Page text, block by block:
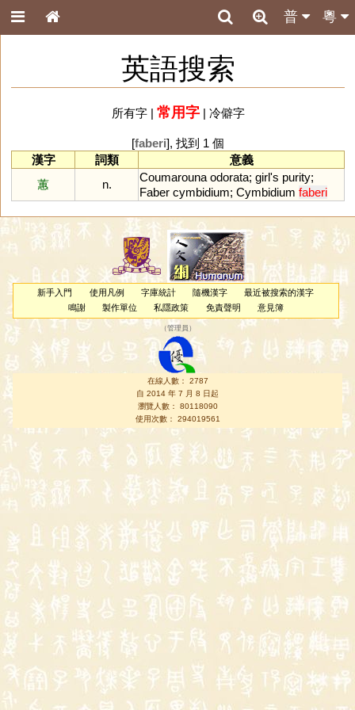
粵
普
英語搜索
所有字| 常用字| 冷僻字
[faberi], 找到 1 個
漢字
詞類
意義
蕙
n.
Coumarouna odorata; girl's purity;
Faber cymbidium; Cymbidium faberi
新手入門 使用凡例 字庫統計 隨機漢字
最近被搜索的漢字
鳴謝
製作單位 私隱政策 免責聲明 意見簿
（管理員 ）
在線人數： 2787
自 2014 年 7 月 8 日起
瀏覽人數： 80118090
使用次數： 294019561